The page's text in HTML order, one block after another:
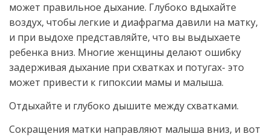
может правильное дыхание. Глубоко вдыхайте
воздух, чтобы легкие и диафрагма давили на матку,
и при выдохе представляйте, что вы выдыхаете
ребенка вниз. Многие женщины делают ошибку
задерживая дыхание при схватках и потугах- это
может привести к гипоксии мамы и малыша.
Отдыхайте и глубоко дышите между схватками.
Сокращения матки направляют малыша вниз, и вот